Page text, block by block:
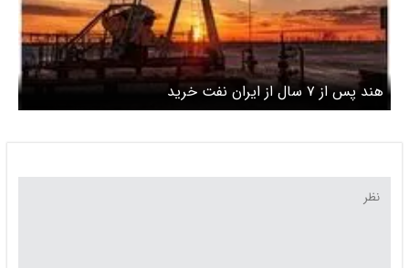
هند پس از ۷ سال از ایران نفت خرید